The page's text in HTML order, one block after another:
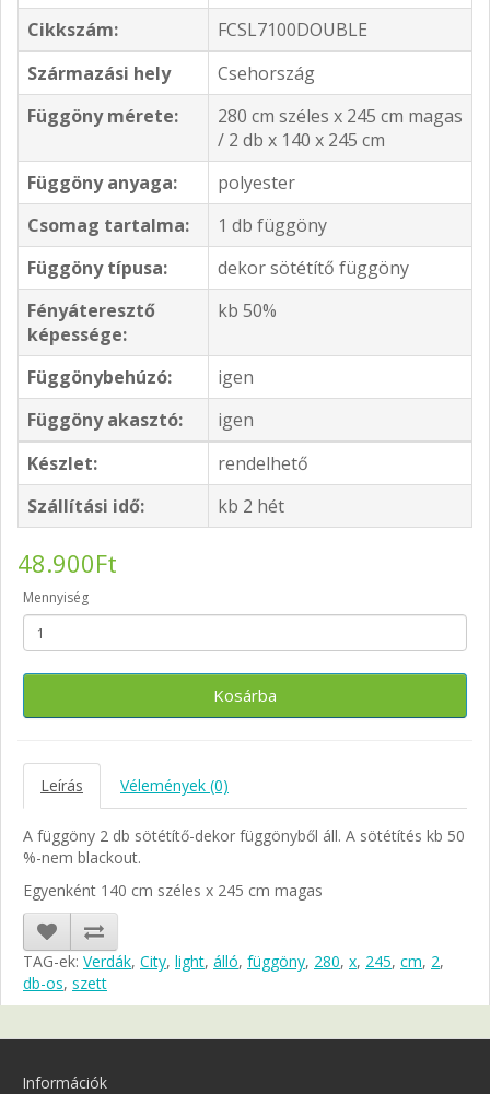
Cikkszám:
FCSL7100DOUBLE
Származási hely
Csehország
Függöny mérete:
280 cm széles x 245 cm magas
/ 2 db x 140 x 245 cm
Függöny anyaga:
polyester
Csomag tartalma:
1 db függöny
Függöny típusa:
dekor sötétítő függöny
Fényáteresztő
képessége:
kb 50%
Függönybehúzó:
igen
Függöny akasztó:
igen
Készlet:
rendelhető
Szállítási idő:
kb 2 hét
48.900Ft
Mennyiség
Kosárba
Leírás Vélemények (0)
A függöny 2 db sötétítő-dekor függönyből áll. A sötétítés kb 50
%-nem blackout.
Egyenként 140 cm széles x 245 cm magas
TAG-ek: Verdák, City, light, álló, függöny, 280, x, 245, cm, 2,
db-os, szett
Információk